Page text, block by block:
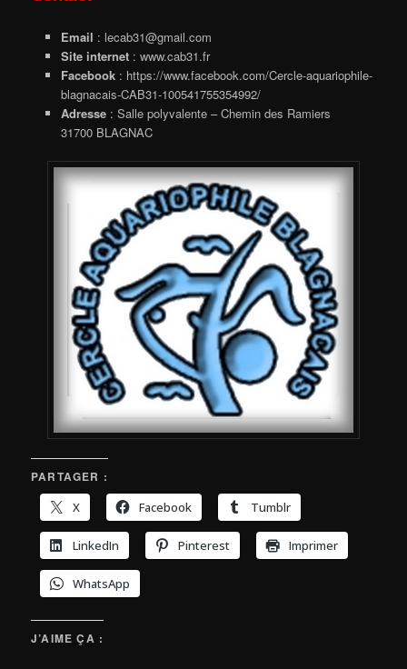
Email : lecab31@gmail.com
Site internet: www.cab31.fr
Facebook: https://www.facebook.com/Cercle-aquariophile-
blagnacais-CAB31-100541755354992/
Adresse: Salle polyvalente – Chemin des Ramiers
31700 BLAGNAC
PARTAGER :
X
Facebook Tumblr
LinkedIn Pinterest Imprimer
WhatsApp
J’AIME ÇA :